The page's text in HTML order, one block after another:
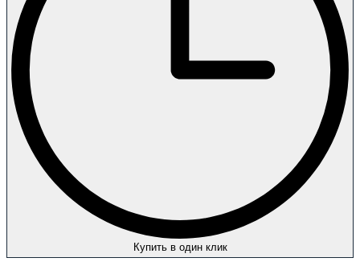
Купить в один клик